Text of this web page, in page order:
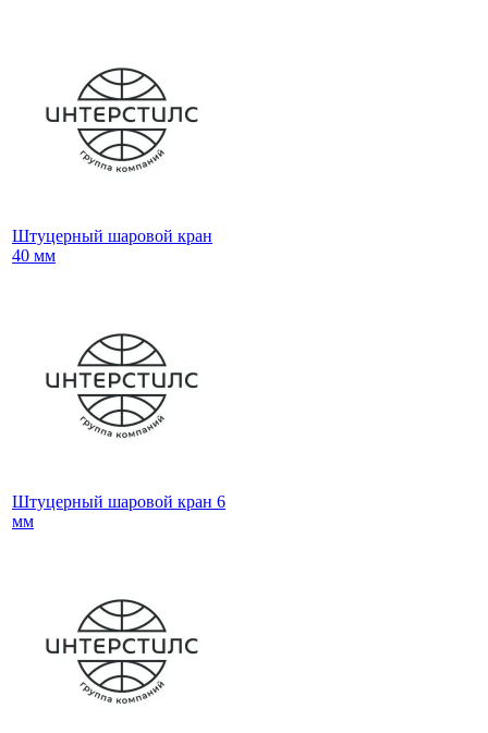
Штуцерный шаровой кран
40 мм
Штуцерный шаровой кран 6
мм